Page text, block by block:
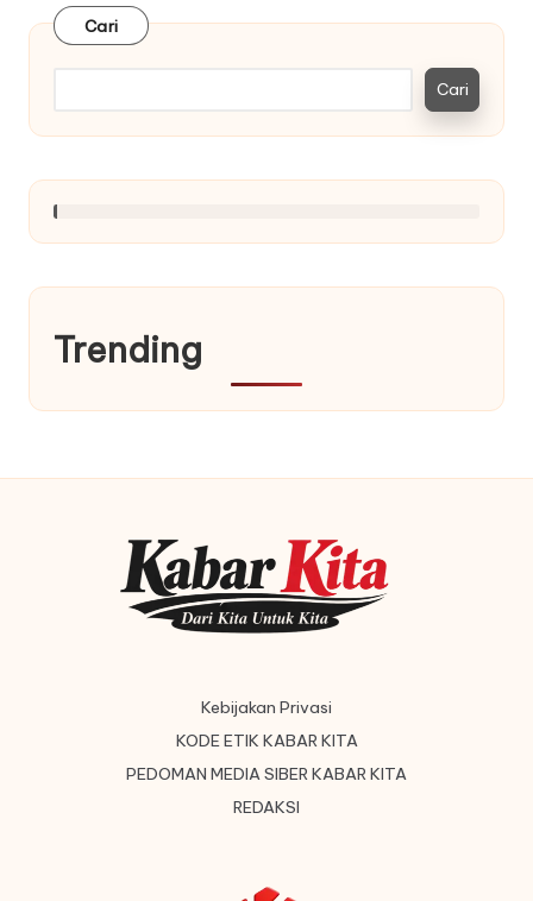
Cari
Cari
Trending
Kebijakan Privasi
KODE ETIK KABAR KITA
PEDOMAN MEDIA SIBER KABAR KITA
REDAKSI